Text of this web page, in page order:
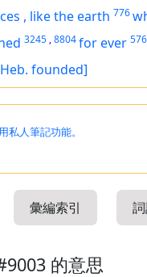
, like the earth 776
3245 ,8804for ever
founded]
私人筆記功能。
彙編索引
的意思